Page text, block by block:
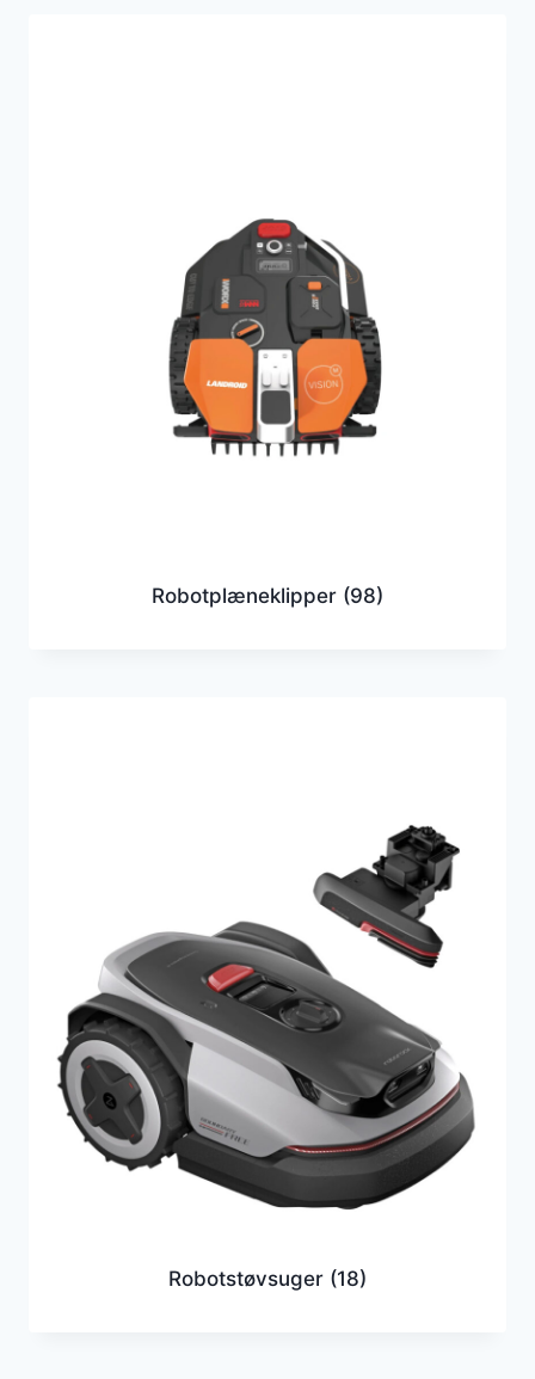
Robotplæneklipper (98)
Robotstøvsuger (18)